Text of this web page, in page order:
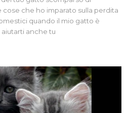
che ho imparato sulla perdita
quando il mio gatto è
anche tu